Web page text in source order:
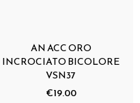
AN ACC ORO
INCROCIATO BICOLORE
VSN37
€19.00